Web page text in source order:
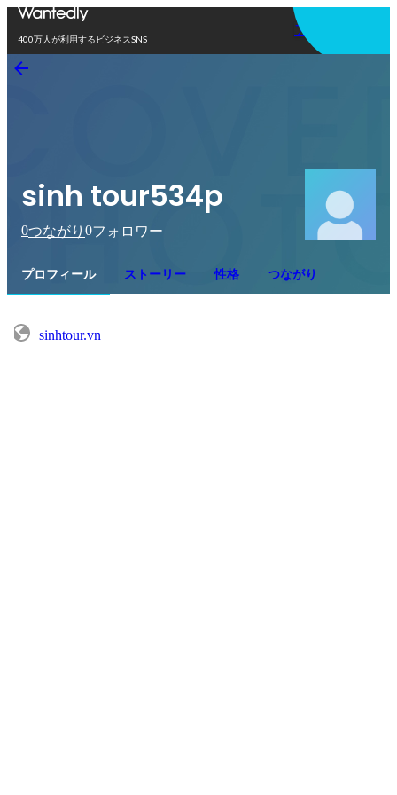
400万人が利用するビジネスSNS
アプリを使う
sinh tour534p
0つながり 0フォロワー
プロフィール ストーリー 性格 つながり
sinhtour.vn